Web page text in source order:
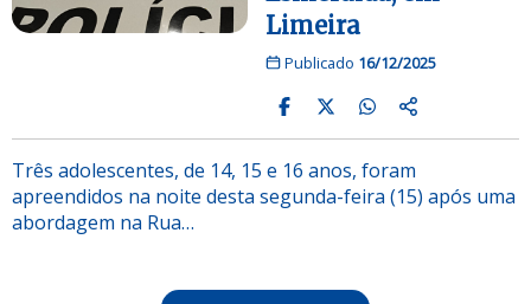
Limeira
Publicado 16/12/2025
Três adolescentes, de 14, 15 e 16 anos, foram
apreendidos na noite desta segunda-feira (15) após uma
abordagem na Rua…